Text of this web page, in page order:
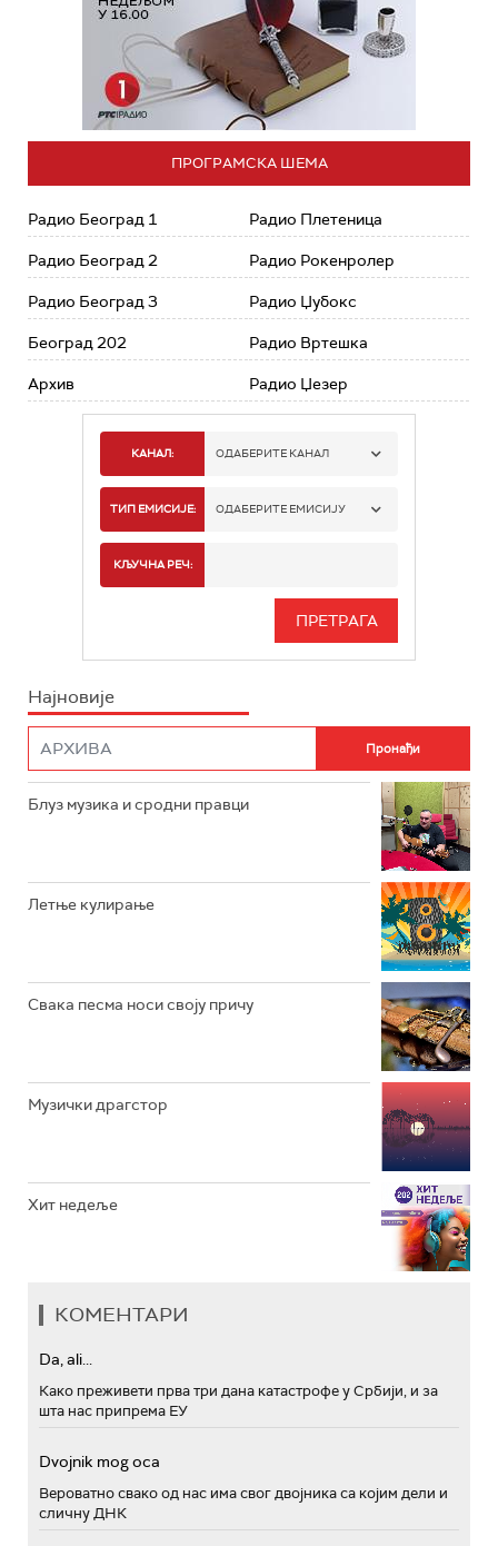
ПРОГРАМСКА ШЕМА
Радио Београд 1
Радио Београд 2
Радио Београд 3
Београд 202
Архив
Радио Плетеница
Радио Рокенролер
Радио Џубокс
Радио Вртешка
Радио Џезер
КАНАЛ: ОДАБЕРИТЕ КАНАЛ
РАДИО БЕОГРАД 1
РАДИО БЕОГРАД 3
РАДИО РОКЕНРОЛЕР
РАДИО ЏЕЗЕР
ТИП ЕМИСИЈЕ: ОДАБЕРИТЕ ЕМИСИЈУ
ИНФО
КЉУЧНА РЕЧ:
Најновије
Блуз музика и сродни правци
Летње кулирање
Свака песма носи своју причу
Музички драгстор
Хит недеље
КОМЕНТАРИ
Da, ali...
Како преживети прва три дана катастрофе у Србији, и за
шта нас припрема ЕУ
Dvojnik mog oca
Вероватно свако од нас има свог двојника са којим дели и
сличну ДНК